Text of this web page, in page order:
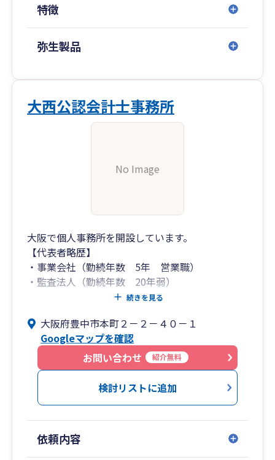
特徴
弥生製品
大西公認会計士事務所
No Image
大阪で個人事務所を開設しています。
【代表者略歴】
・事業会社（勤続年数 5年 営業職）
・監査法人（勤続年数 20年弱）
複数業種（金融、建設、不動産、運輸、製造、
IFRS（国際会計基準）、連結納税、グループ通
算税制採用会社も経験
内部統制構築支援、財務DD、IPO支援等のアド
バイザリーも経験
・個人事務所（2023年開所）にて、以下のサポー
務、事業計画立案支援
続きを見る
大阪府豊中市本町２－２－４０－１
Googleマップを確認
お問い合わせ
紹介無料
検討リストに追加
依頼内容